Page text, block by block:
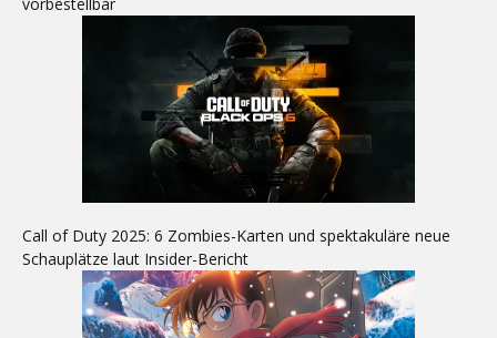
Call of Duty 2025: 6 Zombies-Karten und spektakuläre neue
Schauplätze laut Insider-Bericht